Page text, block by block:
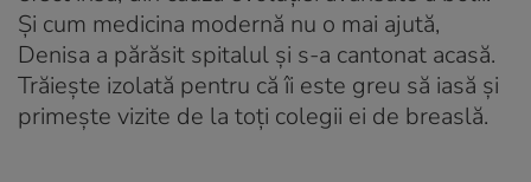
Și cum medicina modernă nu o mai ajută,
Denisa a părăsit spitalul și s-a cantonat acasă.
Trăiește izolată pentru că îi este greu să iasă și
primește vizite de la toți colegii ei de breaslă.